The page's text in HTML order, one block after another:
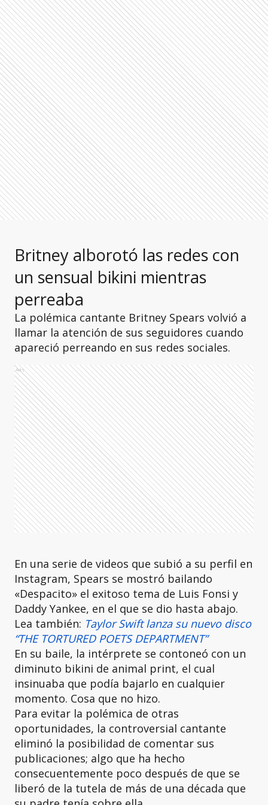
Britney alborotó las redes con
un sensual bikini mientras
perreaba
La polémica cantante Britney Spears volvió a
llamar la atención de sus seguidores cuando
apareció perreando en sus redes sociales.
Ads
En una serie de videos que subió a su perfil en
Instagram, Spears se mostró bailando
«Despacito» el exitoso tema de Luis Fonsi y
Daddy Yankee, en el que se dio hasta abajo.
Lea también: Taylor Swift lanza su nuevo disco
“THE TORTURED POETS DEPARTMENT”
En su baile, la intérprete se contoneó con un
diminuto bikini de animal print, el cual
insinuaba que podía bajarlo en cualquier
momento. Cosa que no hizo.
Para evitar la polémica de otras
oportunidades, la controversial cantante
eliminó la posibilidad de comentar sus
publicaciones; algo que ha hecho
consecuentemente poco después de que se
liberó de la tutela de más de una década que